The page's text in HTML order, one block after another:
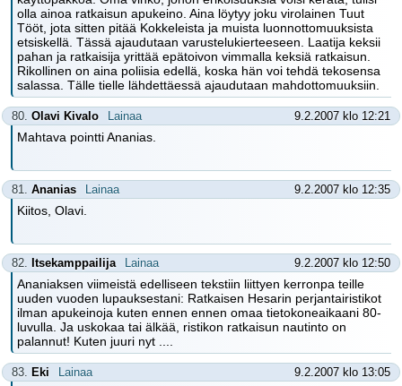
olla ainoa ratkaisun apukeino. Aina löytyy joku virolainen Tuut
Tööt, jota sitten pitää Kokkeleista ja muista luonnottomuuksista
etsiskellä. Tässä ajaudutaan varustelukierteeseen. Laatija keksii
pahan ja ratkaisija yrittää epätoivon vimmalla keksiä ratkaisun.
Rikollinen on aina poliisia edellä, koska hän voi tehdä tekosensa
salassa. Tälle tielle lähdettäessä ajaudutaan mahdottomuuksiin.
80. Olavi Kivalo Lainaa 9.2.2007 klo 12:21
Mahtava pointti Ananias.
81. Ananias Lainaa 9.2.2007 klo 12:35
Kiitos, Olavi.
82. Itsekamppailija Lainaa 9.2.2007 klo 12:50
Ananiaksen viimeistä edelliseen tekstiin liittyen kerronpa teille
uuden vuoden lupauksestani: Ratkaisen Hesarin perjantairistikot
ilman apukeinoja kuten ennen ennen omaa tietokoneaikaani 80-
luvulla. Ja uskokaa tai älkää, ristikon ratkaisun nautinto on
palannut! Kuten juuri nyt ....
83. Eki Lainaa 9.2.2007 klo 13:05